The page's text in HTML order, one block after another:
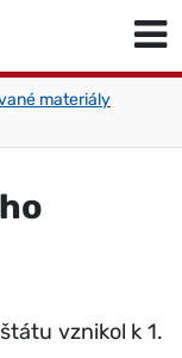
materiály
vznikol k 1.